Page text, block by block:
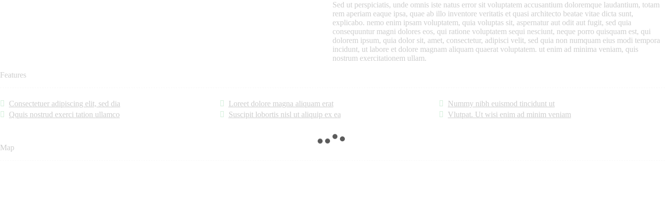
Sed ut perspiciatis, unde omnis iste natus error sit voluptatem accusantium doloremque laudantium, totam
rem aperiam eaque ipsa, quae ab illo inventore veritatis et quasi architecto beatae vitae dicta sunt,
explicabo. nemo enim ipsam voluptatem, quia voluptas sit, aspernatur aut odit aut fugit, sed quia
consequuntur magni dolores eos, qui ratione voluptatem sequi nesciunt, neque porro quisquam est, qui
dolorem ipsum, quia dolor sit, amet, consectetur, adipisci velit, sed quia non numquam eius modi tempora
incidunt, ut labore et dolore magnam aliquam quaerat voluptatem. ut enim ad minima veniam, quis
nostrum exercitationem ullam.
Features
Consectetuer adipiscing elit, sed dia Loreet dolore magna aliquam erat
Nummy nibh euismod tincidunt ut
Qquis nostrud exerci tation ullamco
Suscipit lobortis nisl ut aliquip ex ea Vlutpat. Ut wisi enim ad minim veniam
Map